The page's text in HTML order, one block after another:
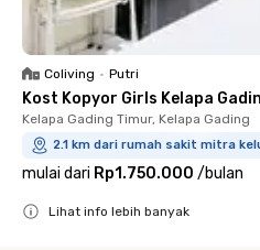
Coliving • Putri
Kost Kopyor Girls Kelapa
Kelapa Gading Timur, Kelapa Gading
2.1 km dari rumah sakit mitra
mulai dari Rp1.750.000 /bulan
Lihat info lebih banyak